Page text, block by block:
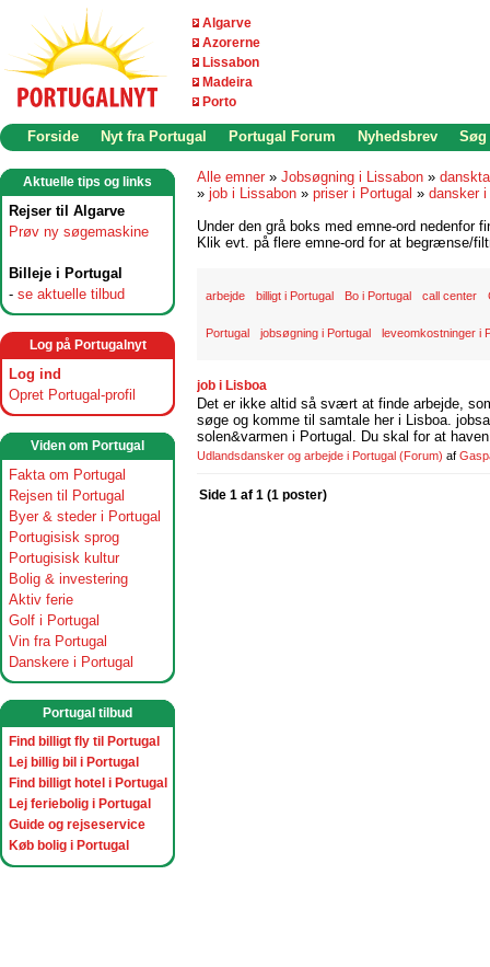
Algarve
Azorerne
Lissabon
Madeira
Porto
Forside Nyt fra Portugal Portugal Forum Nyhedsbrev Søg
Aktuelle tips og links
Rejser til Algarve
Prøv ny søgemaskine
Billeje i Portugal
- se aktuelle tilbud
Log på Portugalnyt
Log ind
Opret Portugal-profil
Viden om Portugal
Fakta om Portugal
Rejsen til Portugal
Byer & steder i Portugal
Portugisisk sprog
Portugisisk kultur
Bolig & investering
Aktiv ferie
Golf i Portugal
Vin fra Portugal
Danskere i Portugal
Portugal tilbud
Find billigt fly til Portugal
Lej billig bil i Portugal
Find billigt hotel i Portugal
Lej feriebolig i Portugal
Guide og rejseservice
Køb bolig i Portugal
Alle emner » Jobsøgning i Lissabon »
» job i Lissabon » priser i Portugal » dansker
Under den grå boks med emne-ord nedenfor
Klik evt. på flere emne-ord for at begrænse/
arbejde billigt i Portugal Bo i Portugal call center
Portugal jobsøgning i Portugal leveomkostninger i
job i Lisboa
Det er ikke altid så svært at finde arbejde,
søge og komme til samtale her i Lisboa.
solen&varmen i Portugal. Du skal for at
Udlandsdansker og arbejde i Portugal (Forum) af
Side 1 af 1 (1 poster)